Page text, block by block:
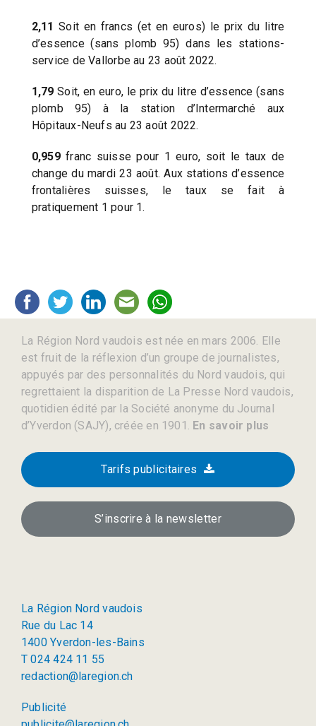
2,11 Soit en francs (et en euros) le prix du litre
d’essence (sans plomb 95) dans les stations-
service de Vallorbe au 23 août 2022.
1,79 Soit, en euro, le prix du litre d’essence (sans
plomb 95) à la station d’Intermarché aux
Hôpitaux-Neufs au 23 août 2022.
0,959franc suisse pour 1 euro, soit le taux de
change du mardi 23 août. Aux stations d’essence
frontalières suisses, le taux se fait à
pratiquement 1 pour 1.
La Région Nord vaudois est née en mars 2006. Elle
est fruit de la réflexion d’un groupe de journalistes,
appuyés par des personnalités du Nord vaudois, qui
regrettaient la disparition de La Presse Nord vaudois,
quotidien édité par la Société anonyme du Journal
d’Yverdon (SAJY), créée en 1901. En savoir plus
Tarifs publicitaires
S’inscrire à la newsletter
La Région Nord vaudois
Rue du Lac 14
1400 Yverdon-les-Bains
T 024 424 11 55
redaction@laregion.ch
Publicité